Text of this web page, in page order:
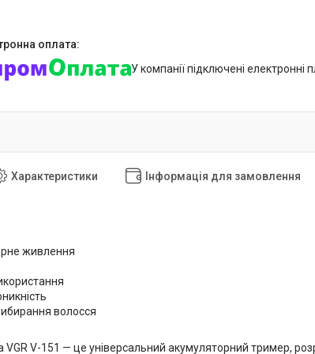
У компанії підключені
Характеристики Інформація для замовлення
живлення
волосся
V-151 — це універсальний акумуляторний тример,